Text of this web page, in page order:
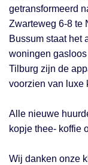
getransformeerd
Zwarteweg 6-8 te
Bussum staat het
woningen
Tilburg zijn de
voorzien van luxe
Alle nieuwe
kopje thee- koffie
Wij danken onze